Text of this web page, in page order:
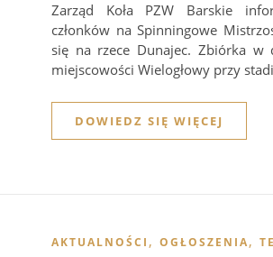
Zarząd Koła PZW Barskie
członków na Spinningowe
się na rzece Dunajec. Zbiórka
miejscowości Wielogłowy przy
DOWIEDZ SIĘ WIĘCEJ
AKTUALNOŚCI , OGŁOSZENIA,